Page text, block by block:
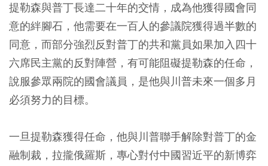
提勒森與普丁長達二十年的交情，成為他獲得國會同
意的絆腳石，他需要在一百人的參議院獲得過半數的
同意，而部分強烈反對普丁的共和黨員如果加入四十
六席民主黨的反對陣營，有可能阻礙提勒森的任命，
說服參眾兩院的國會議員，是他與川普未來一個多月
必須努力的目標。
一旦提勒森獲得任命，他與川普聯手解除對普丁的金
融制裁，拉攏俄羅斯，專心對付中國習近平的新博弈